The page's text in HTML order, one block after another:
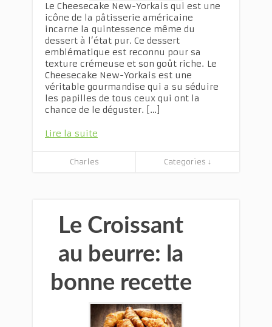
Le Cheesecake New-Yorkais qui est une
icône de la pâtisserie américaine
incarne la quintessence même du
dessert à l’état pur. Ce dessert
emblématique est reconnu pour sa
texture crémeuse et son goût riche. Le
Cheesecake New-Yorkais est une
véritable gourmandise qui a su séduire
les papilles de tous ceux qui ont la
chance de le déguster. […]
Lire la suite
Charles Categories ↓
Le Croissant
au beurre: la
bonne recette